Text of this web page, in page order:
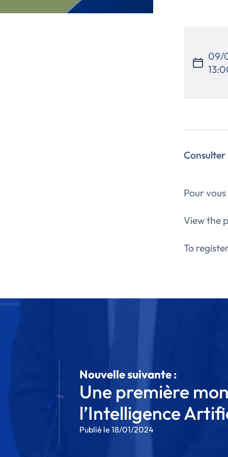
09/
Consulter
Pour
View the
To
Nouvelle suivante :
Une première
l’Intelligence
Publié le 18/01/2024